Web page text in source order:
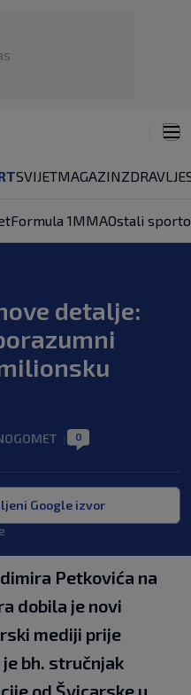
SVIJETMAGAZINZDRAVLJE
Formula 1MMAOstali
detalje:
0
Google izvor
Petkovića na
dobila je novi
mediji prije
bh. stručnjak
od Švicarske u